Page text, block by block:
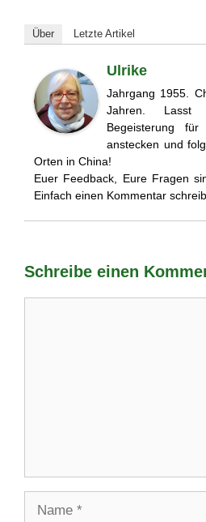
Über Letzte Artikel
Ulrike
Jahrgang 1955.
Jahren.
Begeisterung
anstecken und
Orten in China!
Euer Feedback, Eure Fragen
Einfach einen Kommentar
Schreibe einen